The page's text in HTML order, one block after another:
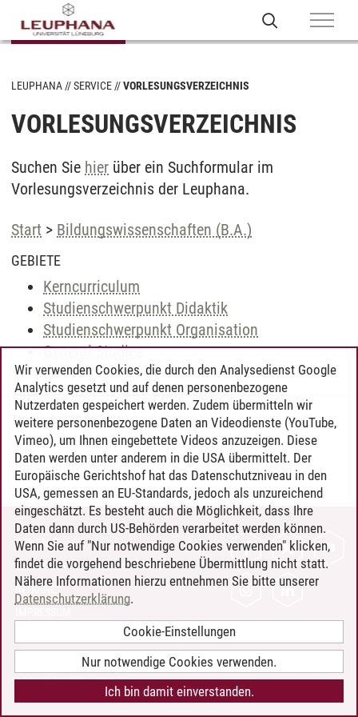
LEUPHANA SERVICE VORLESUNGSVERZEICHNIS
VORLESUNGSVERZEICHNIS
Suchen Sie hier über ein Suchformular im
Vorlesungsverzeichnis der Leuphana.
Start > Bildungswissenschaften (B.A.)
GEBIETE
Kerncurriculum
Studienschwerpunkt Didaktik
Studienschwerpunkt Organisation
General Studies
Timo Leder/30.06.2024
KONTAKT
LEUPHANA ALS ARBEITGEBER
INTRANET
BARRIEREFREIHEIT
COOKIE-EINSTELLUNGEN
Wir verwenden Cookies, die durch den Analysedienst Google
Analytics gesetzt und auf denen personenbezogene
Nutzerdaten gespeichert werden. Zudem übermitteln wir
weitere personenbezogene Daten an Videodienste (YouTube,
Vimeo), um Ihnen eingebettete Videos anzuzeigen. Diese
Daten werden unter anderem in die USA übermittelt. Der
Europäische Gerichtshof hat das Datenschutzniveau in den
USA, gemessen an EU-Standards, jedoch als unzureichend
eingeschätzt. Es besteht auch die Möglichkeit, dass Ihre
Daten dann durch US-Behörden verarbeitet werden können.
Wenn Sie auf "Nur notwendige Cookies verwenden" klicken,
findet die vorgehend beschriebene Übermittlung nicht statt.
Nähere Informationen hierzu entnehmen Sie bitte unserer
Datenschutzerklärung.
Cookie-Einstellungen
Nur notwendige Cookies verwenden.
Ich bin damit einverstanden.